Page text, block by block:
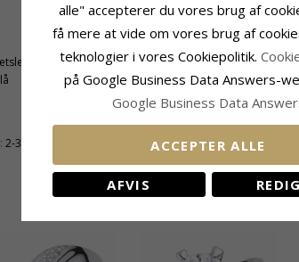
Sten
Antal:
Slibning:
Farve:Hvid
Sten: Zirkon
2-3 Hverdage
alle" accepterer du vores brug af
få mere at vide om vores brug af
teknologier i vores Cookiepolitik.
på Google Business Data Answers-
Google Business Data
ACCEPTER ALLE
AFVIS